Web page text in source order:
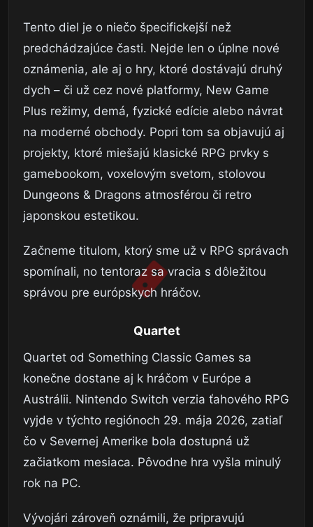
Tento diel je o niečo špecifickejší než
predchádzajúce časti. Nejde len o úplne nové
oznámenia, ale aj o hry, ktoré dostávajú druhý
dych – či už cez nové platformy, New Game
Plus režimy, demá, fyzické edície alebo návrat
na moderné obchody. Popri tom sa objavujú aj
projekty, ktoré miešajú klasické RPG prvky s
gamebookom, voxelovým svetom, stolovou
Dungeons & Dragons atmosférou či retro
japonskou estetikou.
Začneme titulom, ktorý sme už v RPG správach
spomínali, no tentoraz sa vracia s dôležitou
správou pre európskych hráčov.
Quartet
Quartet od Something Classic Games sa
konečne dostane aj k hráčom v Európe a
Austrálii. Nintendo Switch verzia ťahového RPG
vyjde v týchto regiónoch 29. mája 2026, zatiaľ
čo v Severnej Amerike bola dostupná už
začiatkom mesiaca. Pôvodne hra vyšla minulý
rok na PC.
Vývojári zároveň oznámili, že pripravujú